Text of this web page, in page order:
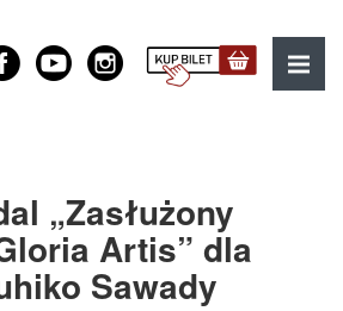
MENU
„Zasłużony
Artis” dla
Sawady